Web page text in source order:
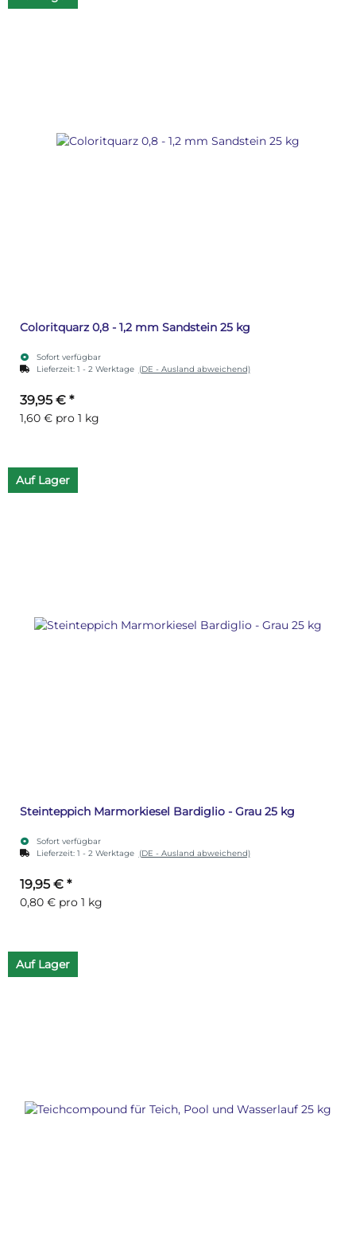
Coloritquarz 0,8 - 1,2 mm Sandstein 25 kg
Sofort verfügbar
Lieferzeit: 1 - 2 Werktage (DE - Ausland abweichend)
39,95 € *
1,60 € pro 1 kg
Auf Lager
Steinteppich Marmorkiesel Bardiglio - Grau 25 kg
Sofort verfügbar
Lieferzeit: 1 - 2 Werktage (DE - Ausland abweichend)
19,95 € *
0,80 € pro 1 kg
Auf Lager